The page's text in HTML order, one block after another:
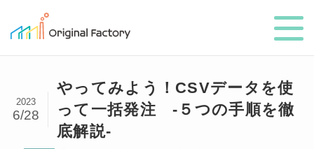
やってみよう！CSVデータを使
って一括発注 -５つの手順を徹
底解説-
2023
6/28